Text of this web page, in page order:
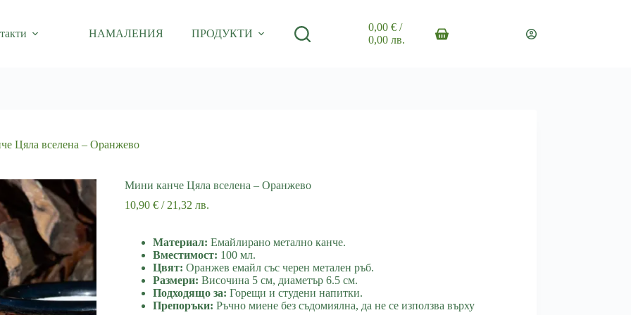
НАМАЛЕНИЯ ПРОДУКТИ
Shopping
0,00 €/
0,00 лв.
Цяла вселена – Оранжево
Мини канче Цяла вселена – Оранжево
10,90 €/ 21,32 лв.
Материал: Емайлирано метално канче.
Вместимост: 100 мл.
Цвят: Оранжев емайл със черен метален ръб.
Размери: Височина 5 см, диаметър 6.5 см.
Подходящо за: Горещи и студени напитки.
Препоръки: Ръчно миене без съдомиялна, да не се използва върху